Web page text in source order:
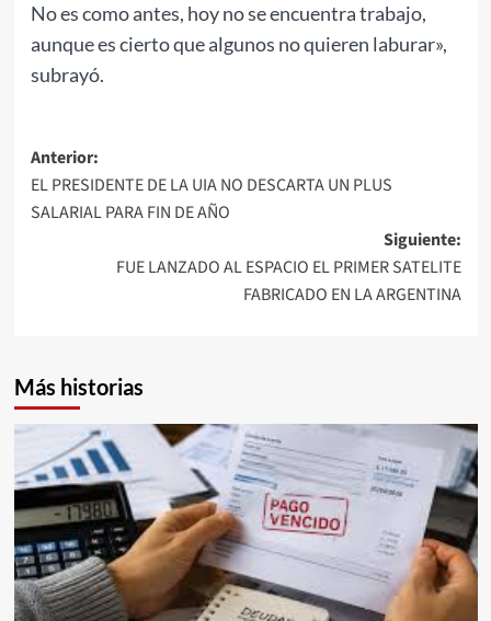
No es como antes, hoy no se encuentra trabajo,
aunque es cierto que algunos no quieren laburar»,
subrayó.
Navegación
de
Anterior:
EL PRESIDENTE DE LA UIA NO DESCARTA UN PLUS
SALARIAL PARA FIN DE AÑO
Siguiente:
FUE LANZADO AL ESPACIO EL PRIMER SATELITE
FABRICADO EN LA ARGENTINA
Más historias